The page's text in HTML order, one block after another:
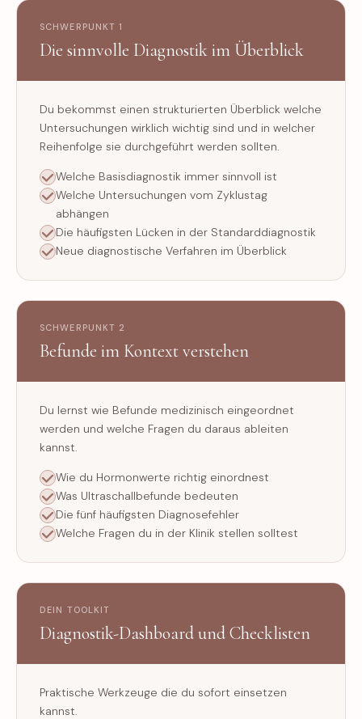
SCHWERPUNKT 1
Die sinnvolle Diagnostik im Überblick
Du bekommst einen strukturierten Überblick welche
Untersuchungen wirklich wichtig sind und in welcher
Reihenfolge sie durchgeführt werden sollten.
Welche Basisdiagnostik immer sinnvoll ist
Welche Untersuchungen vom Zyklustag
abhängen
Die häufigsten Lücken in der Standarddiagnostik
Neue diagnostische Verfahren im Überblick
SCHWERPUNKT 2
Befunde im Kontext verstehen
Du lernst wie Befunde medizinisch eingeordnet
werden und welche Fragen du daraus ableiten
kannst.
Wie du Hormonwerte richtig einordnest
Was Ultraschallbefunde bedeuten
Die fünf häufigsten Diagnosefehler
Welche Fragen du in der Klinik stellen solltest
DEIN TOOLKIT
Diagnostik-Dashboard und Checklisten
Praktische Werkzeuge die du sofort einsetzen
kannst.